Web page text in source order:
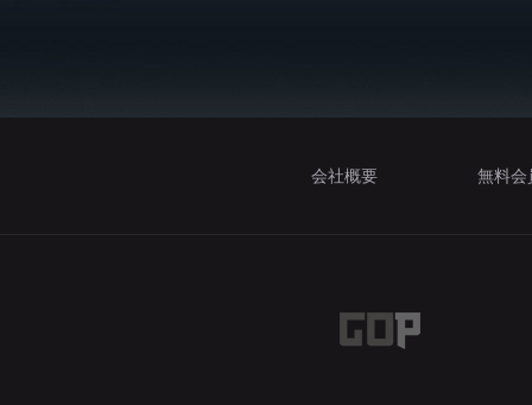
会社概要 無料会